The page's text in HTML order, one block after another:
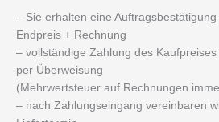
– Sie erhalten eine
Endpreis + Rechnung
– vollständige Zahlung des
per Überweisung
(Mehrwertsteuer auf Rechnungen
– nach Zahlungseingang vereinbaren